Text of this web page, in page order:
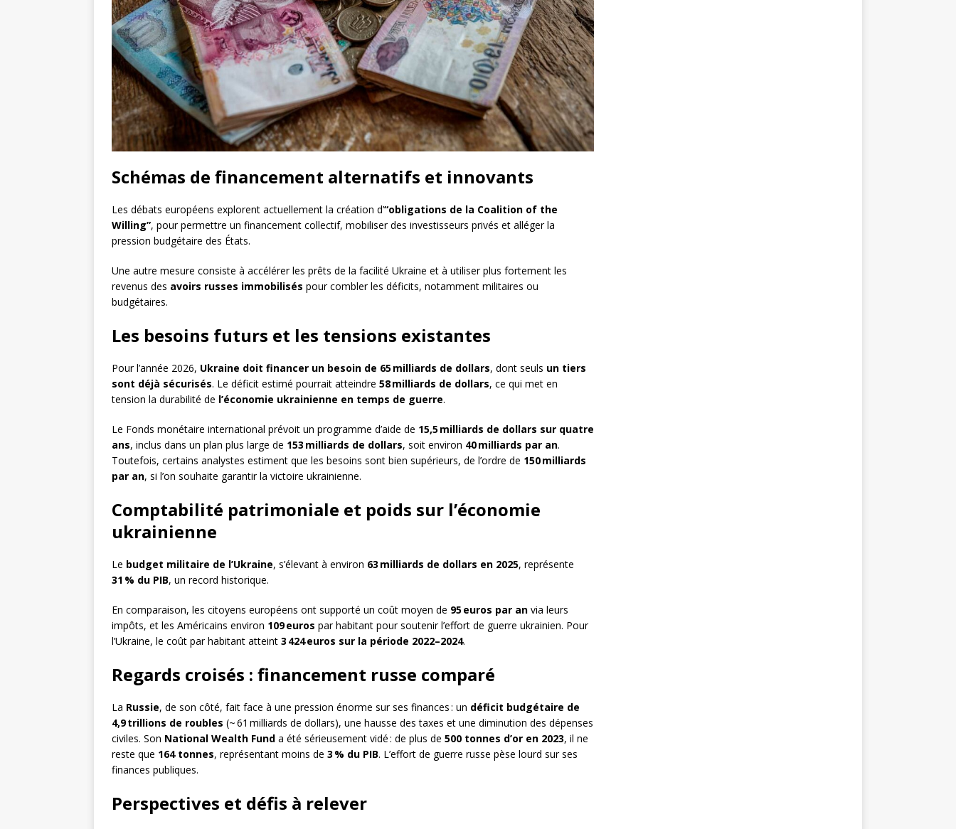
Schémas de financement alternatifs et innovants
Les débats européens explorent actuellement la création d’“obligations de la Coalition of the
Willing”, pour permettre un financement collectif, mobiliser des investisseurs privés et alléger la
pression budgétaire des États.
Une autre mesure consiste à accélérer les prêts de la facilité Ukraine et à utiliser plus fortement les
revenus des avoirs russes immobilisés pour combler les déficits, notamment militaires ou
budgétaires.
Les besoins futurs et les tensions existantes
Pour l’année 2026, Ukraine doit financer un besoin de 65 milliards de dollars, dont seuls un tiers
sont déjà sécurisés. Le déficit estimé pourrait atteindre 58 milliards de dollars, ce qui met en
tension la durabilité de l’économie ukrainienne en temps de guerre.
Le Fonds monétaire international prévoit un programme d’aide de 15,5 milliards de dollars sur quatre
ans, inclus dans un plan plus large de 153 milliards de dollars, soit environ 40 milliards par an.
Toutefois, certains analystes estiment que les besoins sont bien supérieurs, de l’ordre de 150 milliards
par an, si l’on souhaite garantir la victoire ukrainienne.
Comptabilité patrimoniale et poids sur l’économie
ukrainienne
Le budget militaire de l’Ukraine, s’élevant à environ 63 milliards de dollars en 2025, représente
31 % du PIB, un record historique.
En comparaison, les citoyens européens ont supporté un coût moyen de 95 euros par an via leurs
impôts, et les Américains environ 109 euros par habitant pour soutenir l’effort de guerre ukrainien. Pour
l’Ukraine, le coût par habitant atteint 3 424 euros sur la période 2022–2024.
Regards croisés : financement russe comparé
La Russie, de son côté, fait face à une pression énorme sur ses finances : un déficit budgétaire de
4,9 trillions de roubles (~ 61 milliards de dollars), une hausse des taxes et une diminution des dépenses
civiles. Son National Wealth Fund a été sérieusement vidé : de plus de 500 tonnes d’or en 2023, il ne
reste que 164 tonnes, représentant moins de 3 % du PIB. L’effort de guerre russe pèse lourd sur ses
finances publiques.
Perspectives et défis à relever